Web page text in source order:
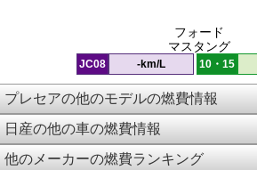
フォード
マスタング
JC08 -km/L 10・15
プレセアの他のモデルの燃費情報
日産の他の車の燃費情報
他のメーカーの燃費ランキング